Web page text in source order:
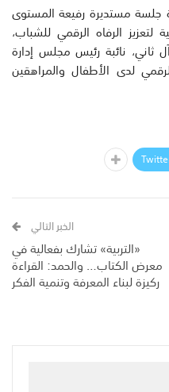
مستديرة رفيعة المستوى
الرفاه الرقمي للشباب،
نائبة رئيس مجلس إدارة
لدى الأطفال والمراهقين
الخبر التالي
«التربية» تشارك بفعالية في
معرض الكتاب… والحمد: القراءة
ركيزة لبناء المعرفة وتنمية الفكر